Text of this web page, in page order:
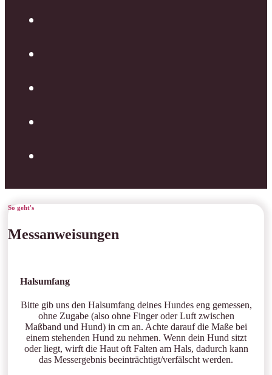
So geht's
Messanweisungen
Halsumfang
Bitte gib uns den Halsumfang deines Hundes eng gemessen,
ohne Zugabe (also ohne Finger oder Luft zwischen
Maßband und Hund) in cm an. Achte darauf die Maße bei
einem stehenden Hund zu nehmen. Wenn dein Hund sitzt
oder liegt, wirft die Haut oft Falten am Hals, dadurch kann
das Messergebnis beeinträchtigt/verfälscht werden.